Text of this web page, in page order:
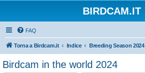
BIRDCAM.IT
FAQ
Torna a Birdcam.it Indice Breeding Season 2024
Birdcam in the world 2024